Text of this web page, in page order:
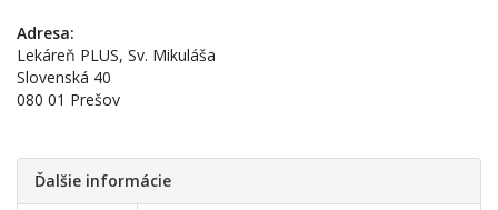
Adresa:
Lekáreň PLUS, Sv. Mikuláša
Slovenská 40
080 01 Prešov
Ďalšie informácie